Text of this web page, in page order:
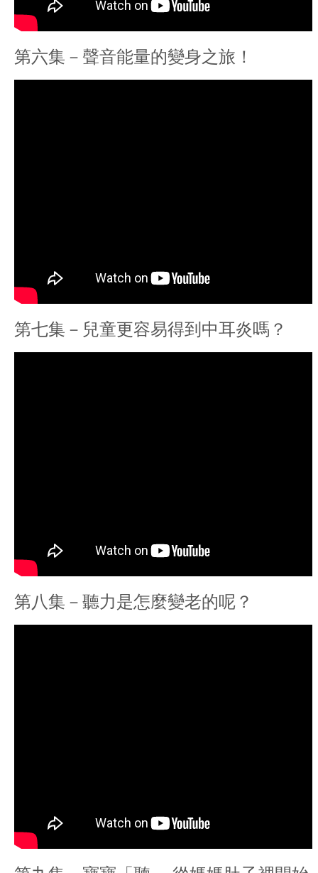
第六集－聲音能量的變身之旅！
第七集－兒童更容易得到中耳炎嗎？
第八集－聽力是怎麼變老的呢？